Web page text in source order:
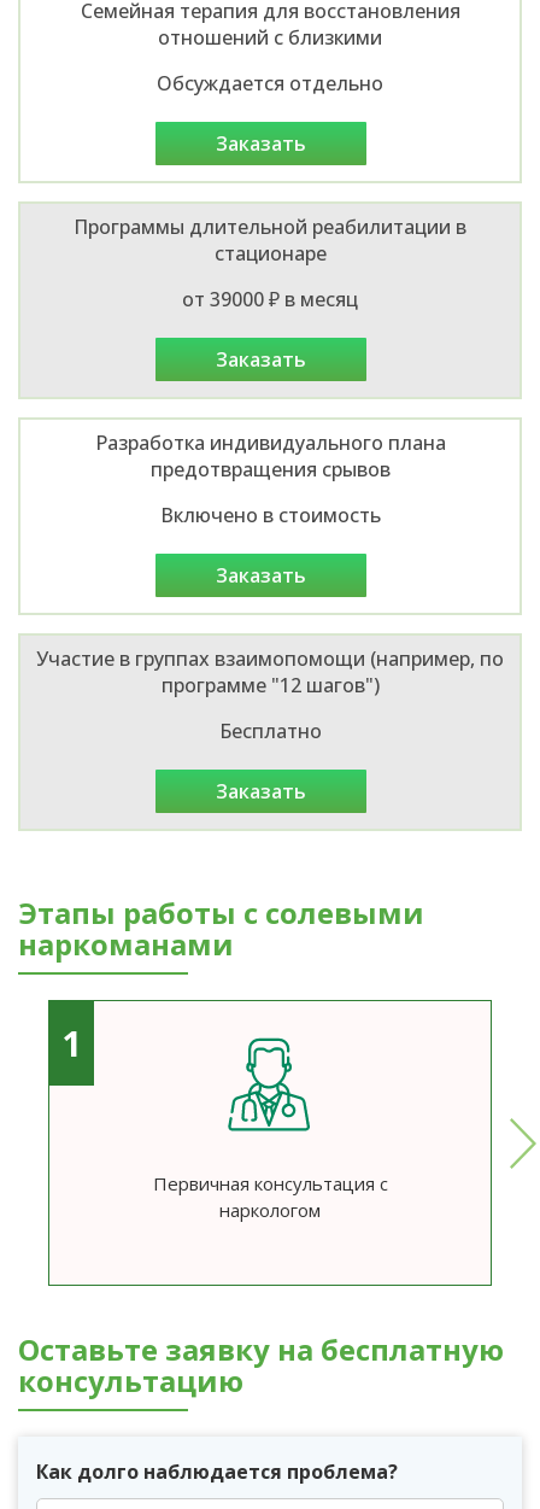
Семейная терапия для восстановления
отношений с близкими
Обсуждается отдельно
заказать
Программы длительной реабилитации в
стационаре
от 39000 ₽ в месяц
заказать
Разработка индивидуального плана
предотвращения срывов
Включено в стоимость
заказать
Участие в группах взаимопомощи (например, по
программе "12 шагов")
Бесплатно
заказать
Этапы работы с солевыми
наркоманами
1
Первичная консультация с
наркологом
Оставьте заявку на бесплатную
консультацию
Как долго наблюдается проблема?